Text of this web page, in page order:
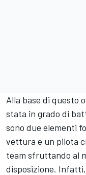
Alla base di questo
stata in grado di
sono due elementi
vettura e un pilota
team sfruttando al
disposizione. Infatti,